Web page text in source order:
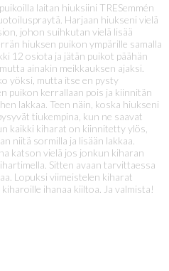
laitan hiuksiini TRESemmén
Harjaan hiukseni vielä
johon suihkutan vielä lisää
hiuksen puikon ympärille samalla
12 osiota ja jätän puikot päähän
ainakin meikkauksen ajaksi.
yöksi, mutta itse en pysty
puikon kerrallaan pois ja kiinnitän
lakkaa. Teen näin, koska hiukseni
tiukempina, kun ne saavat
kaikki kiharat on kiinnitetty ylös,
niitä sormilla ja lisään lakkaa.
katson vielä jos jonkun kiharan
Sitten avaan tarvittaessa
Lopuksi viimeistelen kiharat
ihanaa kiiltoa. Ja valmista!